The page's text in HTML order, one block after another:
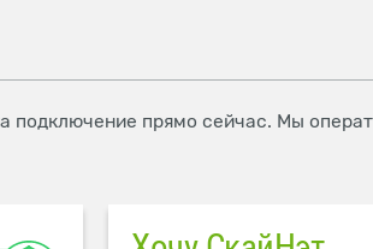
подключение прямо сейчас. Мы